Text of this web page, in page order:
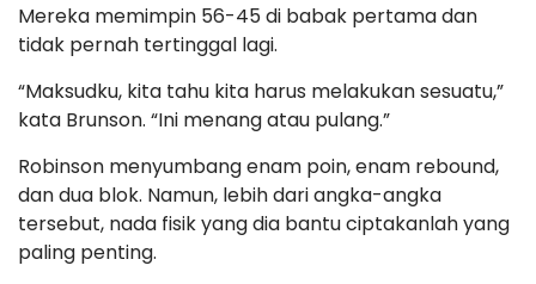
Mereka memimpin 56-45 di babak pertama dan
tidak pernah tertinggal lagi.
“Maksudku, kita tahu kita harus melakukan sesuatu,”
kata Brunson. “Ini menang atau pulang.”
Robinson menyumbang enam poin, enam rebound,
dan dua blok. Namun, lebih dari angka-angka
tersebut, nada fisik yang dia bantu ciptakanlah yang
paling penting.